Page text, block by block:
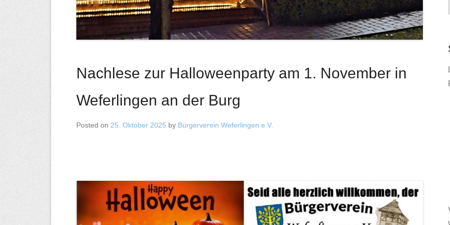
Nachlese zur Halloweenparty am 1. November in
Weferlingen an der Burg
Posted on 25. Oktober 2025 by Bürgerverein Weferlingen e.V.